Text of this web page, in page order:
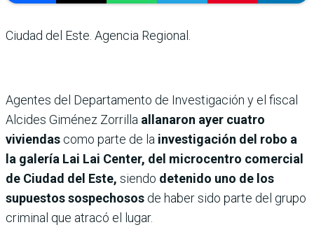
Ciudad del Este. Agencia Regional.
Agentes del Departamento de Investigación y el fiscal
Alcides Giménez Zorrilla allanaron ayer cuatro
viviendas como parte de la investigación del robo a
la galería Lai Lai Center, del microcentro comercial
de Ciudad del Este, siendo detenido uno de los
supuestos sospechosos de haber sido parte del grupo
criminal que atracó el lugar.